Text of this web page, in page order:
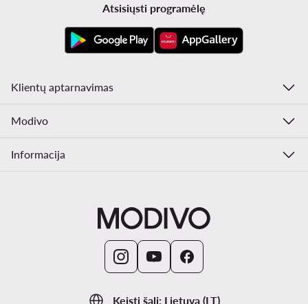
Keisti šalį: Lietuva (LT)
Atsisiųsti programėlę
Klientų aptarnavimas
Modivo
Informacija